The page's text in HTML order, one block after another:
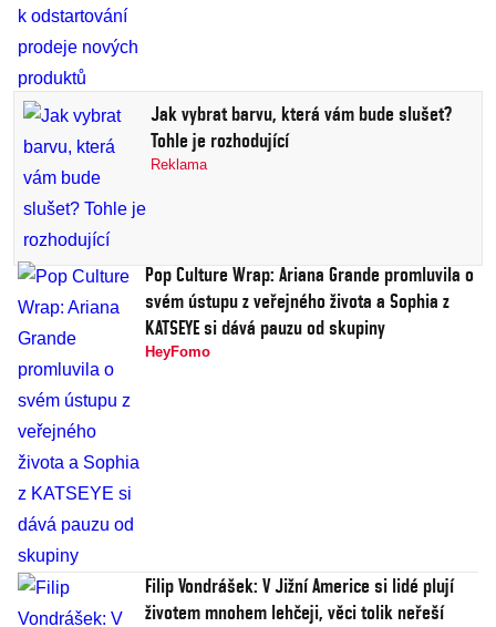
Jak vybrat barvu, která vám bude slušet?
Tohle je rozhodující
Reklama
Pop Culture Wrap: Ariana Grande promluvila o
svém ústupu z veřejného života a Sophia z
KATSEYE si dává pauzu od skupiny
HeyFomo
Filip Vondrášek: V Jižní Americe si lidé plují
životem mnohem lehčeji, věci tolik neřeší